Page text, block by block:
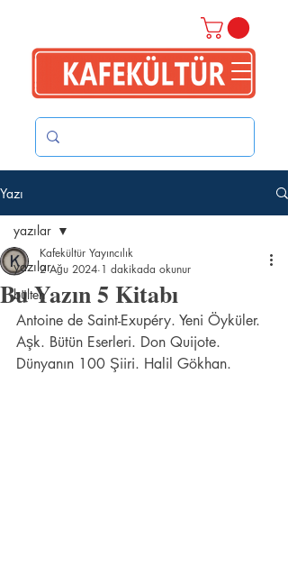
Yazı
yazılar
bülten
yazılar
Bu Yazın 5 Kitabı
Kafekültür Yayıncılık
2 Ağu 2024 1 dakikada okunur
Antoine de Saint-Exupéry. Yeni Öyküler.
Aşk. Bütün Eserleri. Don Quijote.
Dünyanın 100 Şiiri. Halil Gökhan.